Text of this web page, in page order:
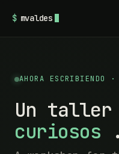
$ mvaldes
AHORA ESCRIBIENDO ·
Un taller
curiosos .